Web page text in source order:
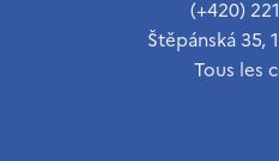
(+420)
Štěpánská 35,
Tous les